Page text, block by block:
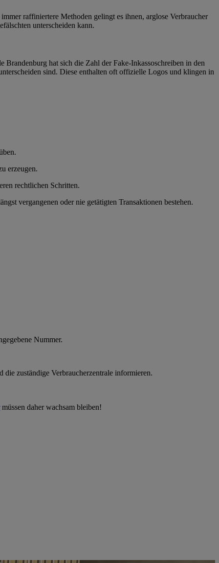
raffiniertere Methoden gelingt es ihnen, arglose Verbraucher
unterscheiden kann.
hat sich die Zahl der Fake-Inkassoschreiben in den
sind. Diese enthalten oft offizielle Logos und klingen in
erzeugen.
rechtlichen Schritten.
vergangenen oder nie getätigten Transaktionen bestehen.
Nummer.
zuständige Verbraucherzentrale informieren.
müssen daher wachsam bleiben!